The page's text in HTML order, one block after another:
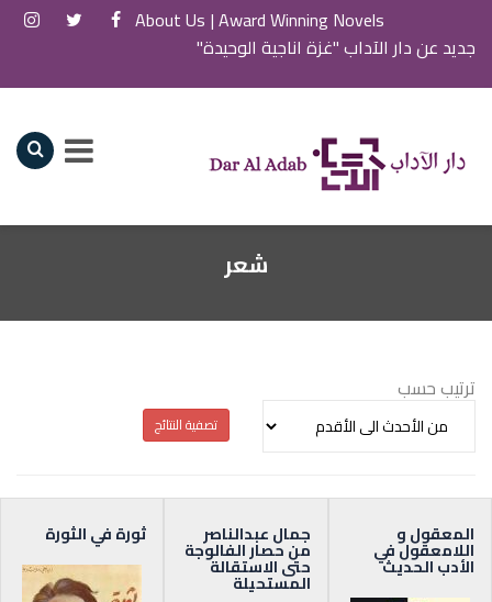
Award Winning Novels |
About Us
جديد عن دار الآداب "غزة اناجية الوحيدة"
شعر
ترتيب حسب
تصفية النتائج
المعقول و
اللامعقول في
الأدب الحديث
جمال عبدالناصر
من حصار الفالوجة
حتى الاستقالة
المستحيلة
ثورة في الثورة